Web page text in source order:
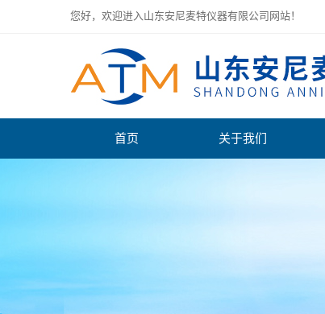
您好，欢迎进入山东安尼麦特仪器有限公司网站！
首页 关于我们